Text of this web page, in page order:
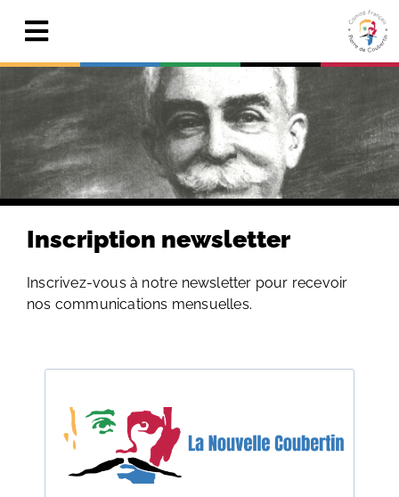
contentToggle
Navigation
Actualités
Le Comité
Pierre de Coubertin
Adhérer & faire un don
Inscription newsletter
Inscrivez-vous à notre newsletter pour recevoir
nos communications mensuelles.